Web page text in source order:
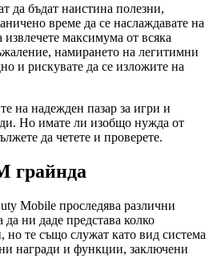
да бъдат наистина полезни,
време да се наслаждавате на
максимума от всяка
намирането на легитимни
и рискувате да се изложите на
на надежден пазар за игри и
Но имате ли изобщо нужда от
да четете и проверете.
грайнда
Mobile проследява различни
да ни даде представа колко
но те също служат като вид система
награди и функции, заключени